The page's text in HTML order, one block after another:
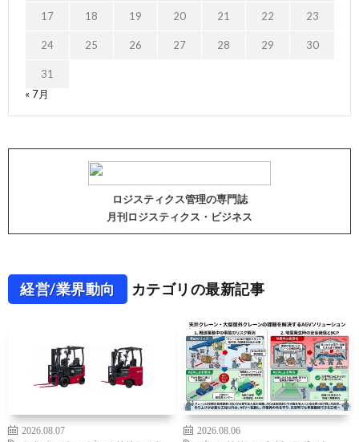
17 18 19 20 21 22 23
24 25 26 27 28 29 30
31
« 7月
ロジスティクス管理の専門誌
月刊ロジスティクス・ビジネス
経営/業界動向 カテゴリの最新記事
2026.08.07
2026.08.06